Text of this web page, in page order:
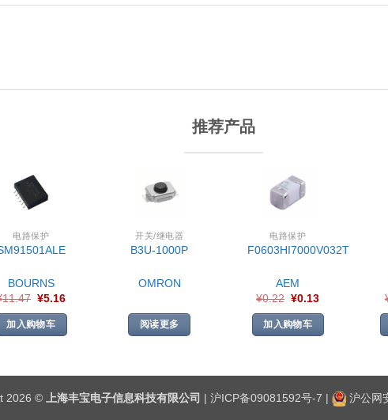
推荐产品
电路保护
BOURNS
11.47 ¥5.16
加入购物车
开关/继电器
B3U-1000P
OMRON
阅读更多
电路保护
F0603HI7000V032T
AEM
¥0.22 ¥0.13
加入购物车
2026 © 上海丰宝电子信息科技有限公司 | 沪ICP备09081592号-7 | 沪公网